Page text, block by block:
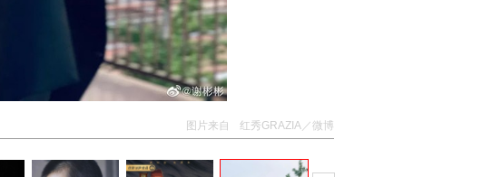
图片来自 红秀GRAZIA／微博